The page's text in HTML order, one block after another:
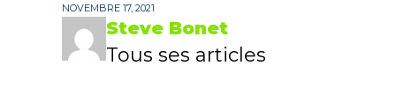
NOVEMBRE 17, 2021
Steve Bonet
Tous ses articles